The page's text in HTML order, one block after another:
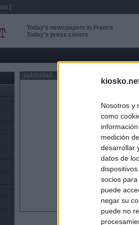
Nosotros y
como
medición
desarrollar
datos de
socios
puede
negar su
puede no
Today's newspapers in France
Today's press covers
publicidad
]